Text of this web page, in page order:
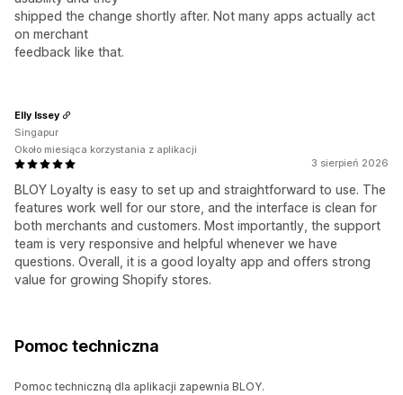
shipped the change shortly after. Not many apps actually act
on merchant
feedback like that.
3 sierpień 2026
BLOY Loyalty is easy to set up and straightforward to use. The
features work well for our store, and the interface is clean for
both merchants and customers. Most importantly, the support
team is very responsive and helpful whenever we have
questions. Overall, it is a good loyalty app and offers strong
value for growing Shopify stores.
Elly Issey
Singapur
Około miesiąca korzystania z aplikacji
Pomoc techniczna
Pomoc techniczną dla aplikacji zapewnia BLOY.